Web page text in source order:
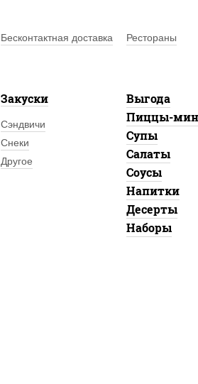
Бесконтактная доставка
Рестораны
Закуски
Сэндвичи
Снеки
Другое
Выгода
Пиццы-
Супы
Салаты
Соусы
Напитки
Десерты
Наборы